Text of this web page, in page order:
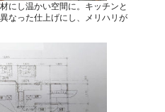
にし温かい空間に。キッチンと
なった仕上げにし、メリハリが